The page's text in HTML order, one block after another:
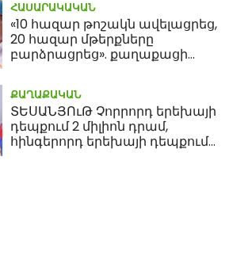
ՀԱՍԱՐԱԿԱԿԱՆ
«10 հազար թոշակն ավելացրեց,
20 հազար մթերքները
բարձրացրեց». քաղաքացի
ՔԱՂԱՔԱԿԱՆ
ՏԵՍԱՆՅՈւԹ Չորրորդ երեխայի
դեպքում 2 միլիոն դրամ,
հինգերորդ երեխայի դեպքում